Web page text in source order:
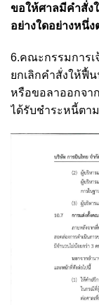
ขอให้ศาลมีคำสั่ง
อย่างใดอย่างหนึ่
6.คณะกรรมการ
ยกเลิกคำสั่งให้ฟื้
หรือขอลาออกจา
ได้รับชำระหนี้ตา